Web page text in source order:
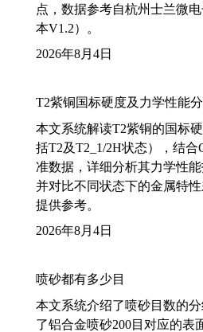
点，数据参考自杭州士兰微
本V1.2）。
2026年8月4日
T2紫铜国标硬度及力学性能
本文系统解读T2紫铜的国标
括T2及T2_1/2H状态），结合
准数据，详细分析其力学性能
并对比不同状态下的金属特
提供参考。
2026年8月4日
喷砂都有多少目
本文系统介绍了喷砂目数的
了铝合金喷砂200目对应的表